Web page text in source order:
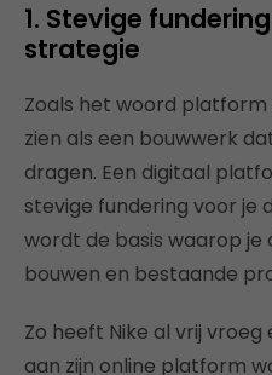
1. Stevige
strategie
Zoals het woord
zien als een bouwwerk
dragen. Een digitaal
stevige fundering voor je
wordt de basis waarop je
bouwen en bestaande
Zo heeft Nike al vrij
aan zijn online platform